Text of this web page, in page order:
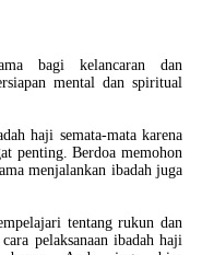
bagi kelancaran dan
mental dan spiritual
haji semata-mata karena
penting. Berdoa memohon
menjalankan ibadah juga
tentang rukun dan
pelaksanaan ibadah haji